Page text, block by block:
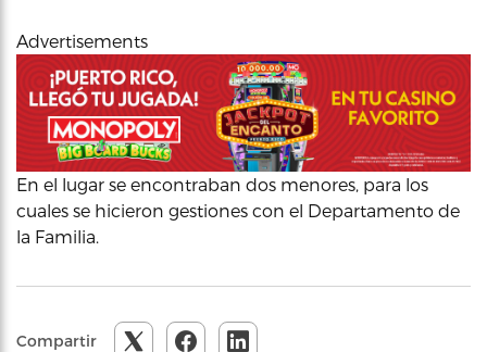
Advertisements
En el lugar se encontraban dos menores, para los
cuales se hicieron gestiones con el Departamento de
la Familia.
Compartir